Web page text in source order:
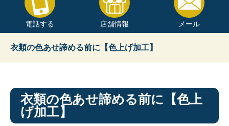
電話する 店舗情報 メール
衣類の色あせ諦める前に【色上げ加工】
衣類の色あせ諦める前に【色上
げ加工】